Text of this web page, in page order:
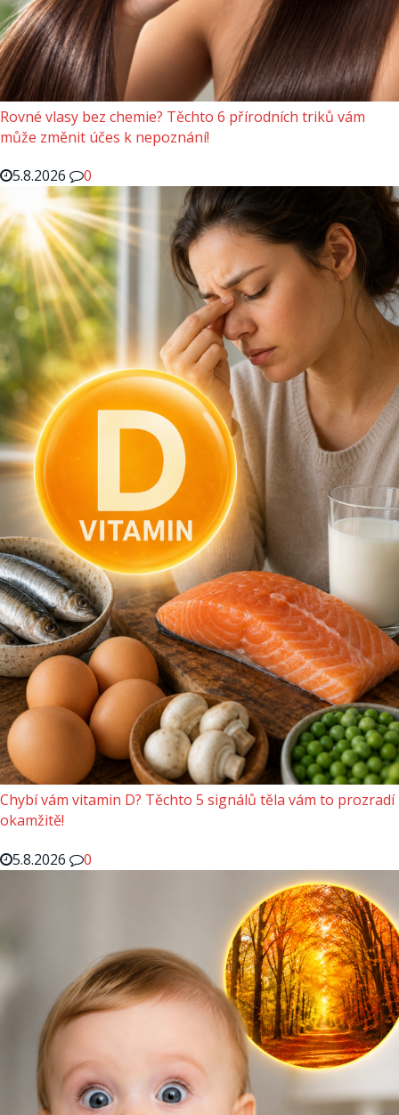
Rovné vlasy bez chemie? Těchto 6 přírodních triků vám
může změnit účes k nepoznání!
5.8.2026
0
Chybí vám vitamin D? Těchto 5 signálů těla vám to prozradí
okamžitě!
5.8.2026
0